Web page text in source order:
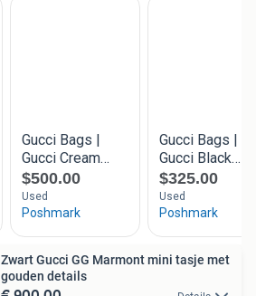
Zwart Gucci GG Marmont mini tasje met
gouden details